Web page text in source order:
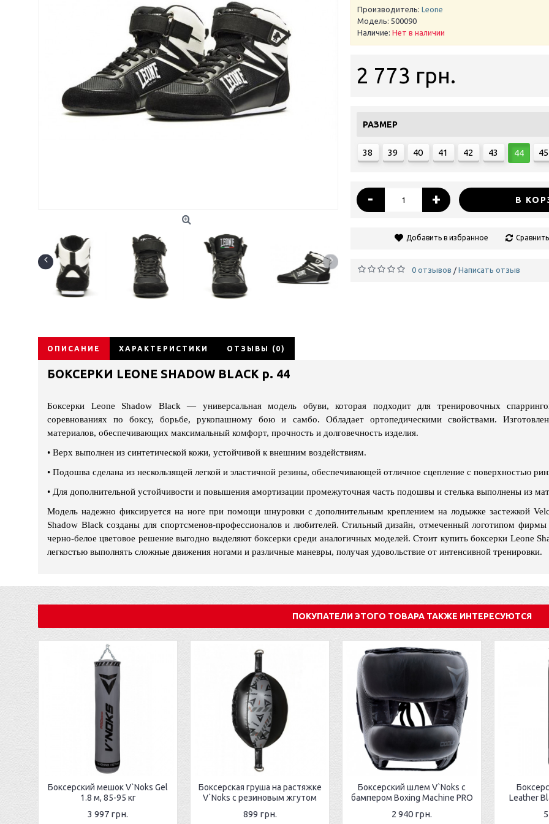
Производитель: Leone
Модель: 500090
Наличие: Нет в наличии
2 773 грн.
РАЗМЕР
38 39 40 41 42 43 44 45
- + В
Добавить в избранное
0 отзывов / Написать отзыв
ОПИСАНИЕ ХАРАКТЕРИСТИКИ ОТЗЫВЫ (0)
БОКСЕРКИ LEONE SHADOW BLACK р. 44
Боксерки Leone Shadow Black — универсальная модель обуви, которая подходит для тренировочных
соревнованиях по боксу, борьбе, рукопашному бою и самбо. Обладает ортопедическими свойствами.
материалов, обеспечивающих максимальный комфорт, прочность и долговечность изделия.
• Верх выполнен из синтетической кожи, устойчивой к внешним воздействиям.
• Подошва сделана из нескользящей легкой и эластичной резины, обеспечивающей отличное сцепление с поверхностью
• Для дополнительной устойчивости и повышения амортизации промежуточная часть подошвы и стелька выполнены из
Модель надежно фиксируется на ноге при помощи шнуровки с дополнительным креплением на лодыжке застежкой
Shadow Black созданы для спортсменов-профессионалов и любителей. Стильный дизайн, отмеченный логотипом фирмы
черно-белое цветовое решение выгодно выделяют боксерки среди аналогичных моделей. Стоит купить боксерки Leone
легкостью выполнять сложные движения ногами и различные маневры, получая удовольствие от интенсивной тренировки.
ПОКУПАТЕЛИ ЭТОГО ТОВАРА ТАКЖЕ ИНТЕРЕСУЮТСЯ
Боксерский мешок V`Noks Gel
1.8 м, 85-95 кг
3 997 грн.
Боксерская груша на растяжке
V`Noks с резиновым жгутом
899 грн.
Боксерский шлем V`Noks с
бампером Boxing Machine PRO
2 940 грн.
Leather